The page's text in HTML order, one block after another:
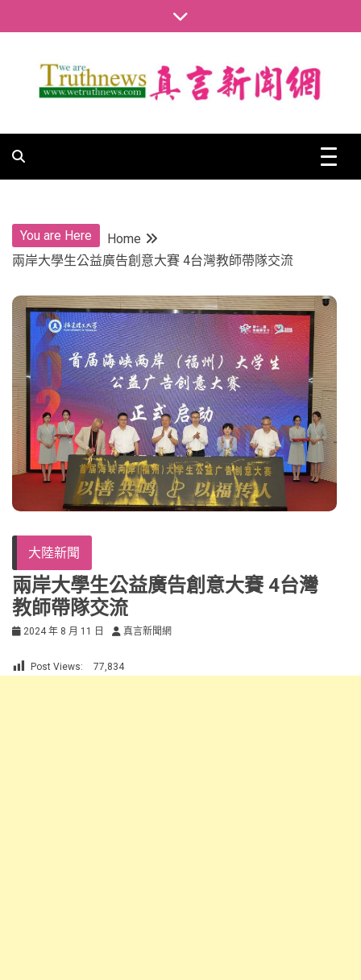
to
真言新聞網
You are Here
Home
兩岸大學生公益廣告創意大賽 4台灣教師帶隊交流
大陸新聞
兩岸大學生公益廣告創意大賽 4台灣
教師帶隊交流
2024 年 8 月 11 日 真言新聞網
Post Views: 77,834